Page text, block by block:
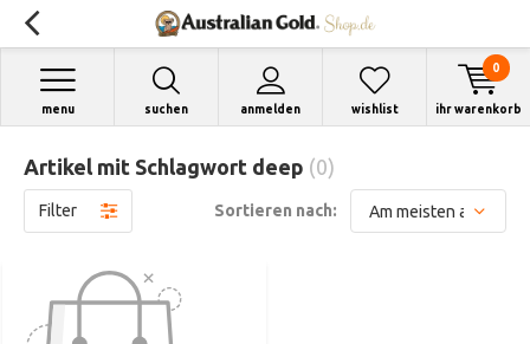
suchen anmelden
menu wishlist ihr warenkorb
0
Artikel mit Schlagwort deep (0)
Filter Sortieren nach: